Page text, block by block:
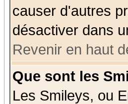
causer d'autres
désactiver dans
Revenir en haut
Que sont les
Les Smileys, ou